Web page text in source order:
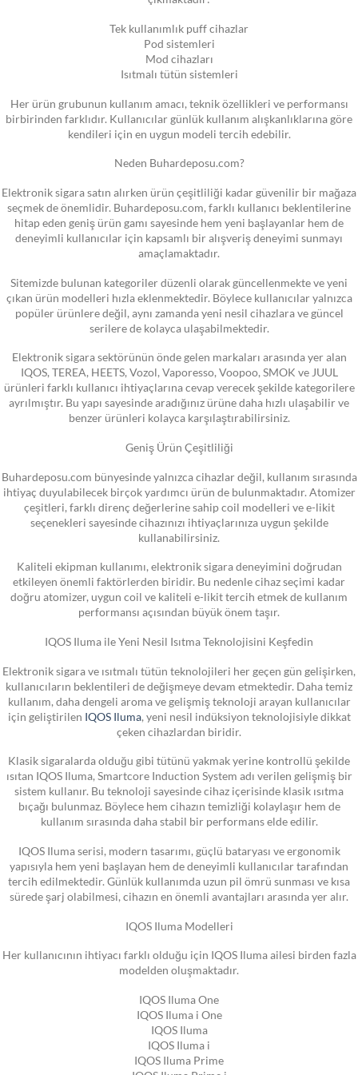
Tek kullanımlık puff cihazlar
Pod sistemleri
Mod cihazları
Isıtmalı tütün sistemleri
Her ürün grubunun kullanım amacı, teknik özellikleri ve performansı
birbirinden farklıdır. Kullanıcılar günlük kullanım alışkanlıklarına göre
kendileri için en uygun modeli tercih edebilir.
Neden Buhardeposu.com?
Elektronik sigara satın alırken ürün çeşitliliği kadar güvenilir bir mağaza
seçmek de önemlidir. Buhardeposu.com, farklı kullanıcı beklentilerine
hitap eden geniş ürün gamı sayesinde hem yeni başlayanlar hem de
deneyimli kullanıcılar için kapsamlı bir alışveriş deneyimi sunmayı
amaçlamaktadır.
Sitemizde bulunan kategoriler düzenli olarak güncellenmekte ve yeni
çıkan ürün modelleri hızla eklenmektedir. Böylece kullanıcılar yalnızca
popüler ürünlere değil, aynı zamanda yeni nesil cihazlara ve güncel
serilere de kolayca ulaşabilmektedir.
Elektronik sigara sektörünün önde gelen markaları arasında yer alan
IQOS, TEREA, HEETS, Vozol, Vaporesso, Voopoo, SMOK ve JUUL
ürünleri farklı kullanıcı ihtiyaçlarına cevap verecek şekilde kategorilere
ayrılmıştır. Bu yapı sayesinde aradığınız ürüne daha hızlı ulaşabilir ve
benzer ürünleri kolayca karşılaştırabilirsiniz.
Geniş Ürün Çeşitliliği
Buhardeposu.com bünyesinde yalnızca cihazlar değil, kullanım sırasında
ihtiyaç duyulabilecek birçok yardımcı ürün de bulunmaktadır. Atomizer
çeşitleri, farklı direnç değerlerine sahip coil modelleri ve e-likit
seçenekleri sayesinde cihazınızı ihtiyaçlarınıza uygun şekilde
kullanabilirsiniz.
Kaliteli ekipman kullanımı, elektronik sigara deneyimini doğrudan
etkileyen önemli faktörlerden biridir. Bu nedenle cihaz seçimi kadar
doğru atomizer, uygun coil ve kaliteli e-likit tercih etmek de kullanım
performansı açısından büyük önem taşır.
IQOS Iluma ile Yeni Nesil Isıtma Teknolojisini Keşfedin
Elektronik sigara ve ısıtmalı tütün teknolojileri her geçen gün gelişirken,
kullanıcıların beklentileri de değişmeye devam etmektedir. Daha temiz
kullanım, daha dengeli aroma ve gelişmiş teknoloji arayan kullanıcılar
için geliştirilen IQOS Iluma, yeni nesil indüksiyon teknolojisiyle dikkat
çeken cihazlardan biridir.
Klasik sigaralarda olduğu gibi tütünü yakmak yerine kontrollü şekilde
ısıtan IQOS Iluma, Smartcore Induction System adı verilen gelişmiş bir
sistem kullanır. Bu teknoloji sayesinde cihaz içerisinde klasik ısıtma
bıçağı bulunmaz. Böylece hem cihazın temizliği kolaylaşır hem de
kullanım sırasında daha stabil bir performans elde edilir.
IQOS Iluma serisi, modern tasarımı, güçlü bataryası ve ergonomik
yapısıyla hem yeni başlayan hem de deneyimli kullanıcılar tarafından
tercih edilmektedir. Günlük kullanımda uzun pil ömrü sunması ve kısa
sürede şarj olabilmesi, cihazın en önemli avantajları arasında yer alır.
IQOS Iluma Modelleri
Her kullanıcının ihtiyacı farklı olduğu için IQOS Iluma ailesi birden fazla
modelden oluşmaktadır.
IQOS Iluma One
IQOS Iluma i One
IQOS Iluma
IQOS Iluma i
IQOS Iluma Prime